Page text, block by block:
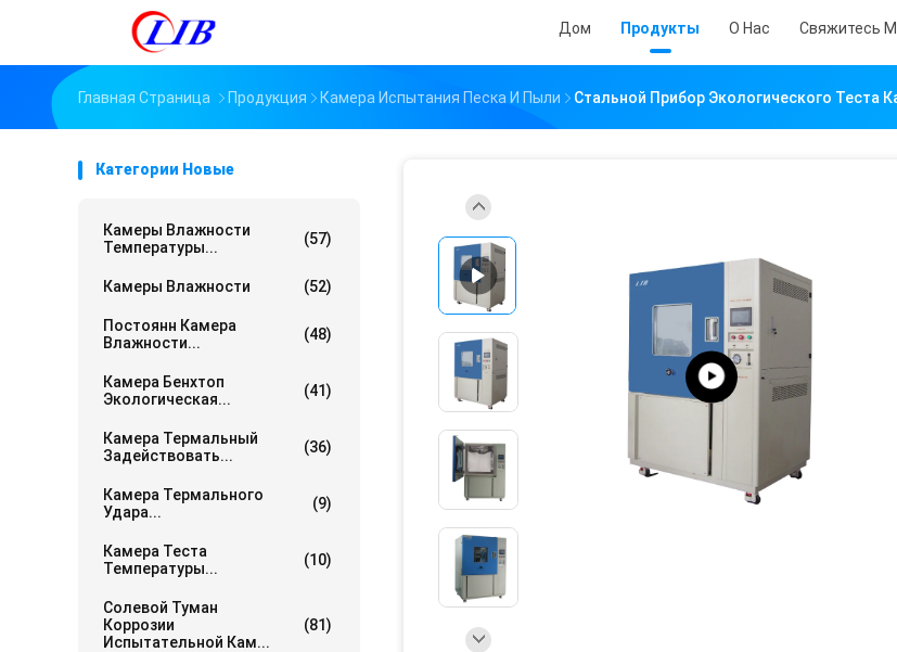
Дом Продукты О Нас Свяжитесь
Главная Страница Продукция Камера Испытания Песка И Пыли Стальной Прибор Экологического Теста
Категории Новые
Камеры Влажности
Температуры...
(57)
Камеры Влажности (52)
Постоянн Камера
Влажности...
(48)
Камера Бенхтоп
Экологическая...
(41)
Камера Термальный
Задействовать...
(36)
Камера Термального
Удара...
(9)
Камера Теста
Температуры...
(10)
Солевой Туман
Коррозии
Испытательной Кам...
(81)